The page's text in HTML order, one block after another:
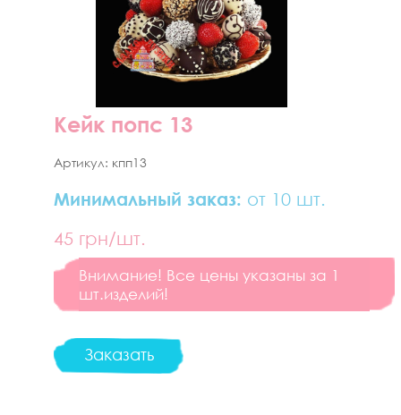
Кейк попс 13
Артикул: кпп13
Минимальный заказ: от 10 шт.
45 грн/шт.
Внимание! Все цены указаны за 1
шт.изделий!
Заказать